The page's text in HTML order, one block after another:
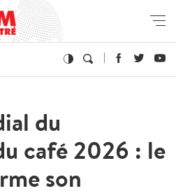
du
café 2026 : le
son